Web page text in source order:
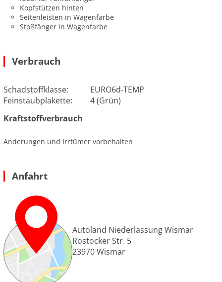
Kopfstützen hinten
Seitenleisten in Wagenfarbe
Stoßfänger in Wagenfarbe
Verbrauch
Schadstoffklasse:
EURO6d-TEMP
Feinstaubplakette:
4 (Grün)
Kraftstoffverbrauch
Änderungen und Irrtümer vorbehalten
Anfahrt
Autoland Niederlassung Wismar
Rostocker Str. 5
23970Wismar